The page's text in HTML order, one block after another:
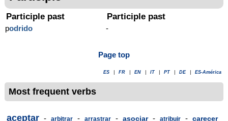
Participle past
podrido
Participle past
-
Page top
ES FR EN IT PT DE ES-América
Most frequent verbs
aceptar - arbitrar - arrastrar - asociar - atribuir - carecer